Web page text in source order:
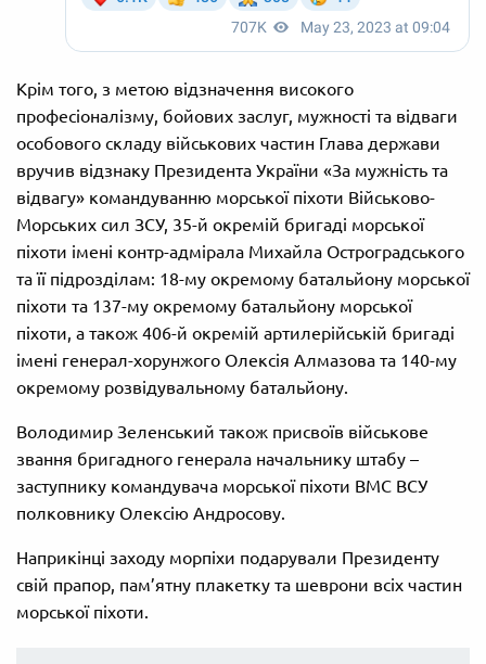
Крім того, з метою відзначення високого
професіоналізму, бойових заслуг, мужності та відваги
особового складу військових частин Глава держави
вручив відзнаку Президента України «За мужність та
відвагу» командуванню морської піхоти Військово-
Морських сил ЗСУ, 35-й окремій бригаді морської
піхоти імені контр-адмірала Михайла Остроградського
та її підрозділам: 18-му окремому батальйону морської
піхоти та 137-му окремому батальйону морської
піхоти, а також 406-й окремій артилерійській бригаді
імені генерал-хорунжого Олексія Алмазова та 140-му
окремому розвідувальному батальйону.
Володимир Зеленський також присвоїв військове
звання бригадного генерала начальнику штабу –
заступнику командувача морської піхоти ВМС ВСУ
полковнику Олексію Андросову.
Наприкінці заходу морпіхи подарували Президенту
свій прапор, пам’ятну плакетку та шеврони всіх частин
морської піхоти.